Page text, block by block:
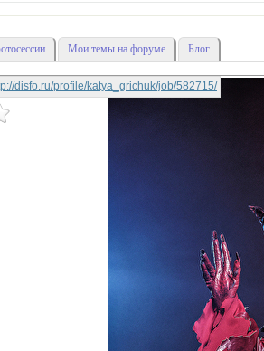
Мои темы на форуме Блог
disfo.ru/profile/katya_grichuk/job/582715/